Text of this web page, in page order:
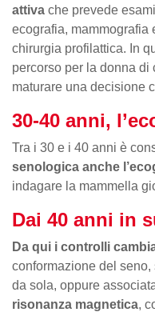
attiva che prevede
ecografia, mammografia
chirurgia profilattica. In
percorso per la donna di
maturare una decisione
30-40 anni,
Tra i 30 e i 40 anni è
senologica anche
indagare la mammella
Dai 40 anni in
Da qui i controlli
conformazione del seno,
da sola, oppure
risonanza magnetica,